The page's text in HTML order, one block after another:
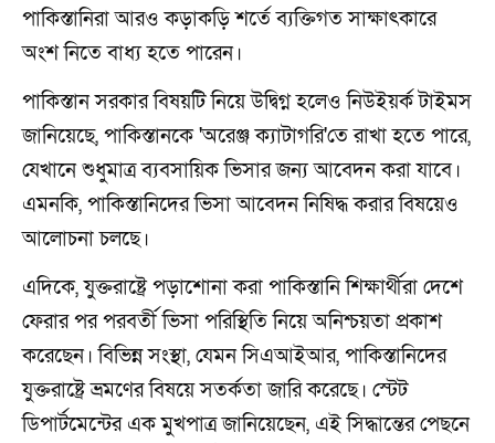
পাকিস্তানিরা আরও কড়াকড়ি শর্তে ব্যক্তিগত সাক্ষাৎকারে
অংশ নিতে বাধ্য হতে পারেন।
পাকিস্তান সরকার বিষয়টি নিয়ে উদ্বিগ্ন হলেও নিউইয়র্ক টাইমস
জানিয়েছে, পাকিস্তানকে 'অরেঞ্জ ক্যাটাগরি'তে রাখা হতে পারে,
যেখানে শুধুমাত্র ব্যবসায়িক ভিসার জন্য আবেদন করা যাবে।
এমনকি, পাকিস্তানিদের ভিসা আবেদন নিষিদ্ধ করার বিষয়েও
আলোচনা চলছে।
এদিকে, যুক্তরাষ্ট্রে পড়াশোনা করা পাকিস্তানি শিক্ষার্থীরা দেশে
ফেরার পর পরবর্তী ভিসা পরিস্থিতি নিয়ে অনিশ্চয়তা প্রকাশ
করেছেন। বিভিন্ন সংস্থা, যেমন সিএআইআর, পাকিস্তানিদের
যুক্তরাষ্ট্রে ভ্রমণের বিষয়ে সতর্কতা জারি করেছে। স্টেট
ডিপার্টমেন্টের এক মুখপাত্র জানিয়েছেন, এই সিদ্ধান্তের পেছনে